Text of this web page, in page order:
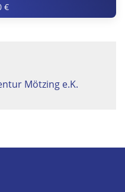
€
Mötzing e.K.